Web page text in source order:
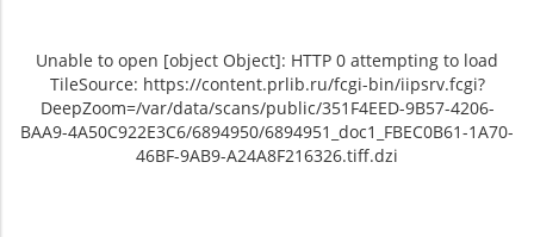
Unable to open [object Object]: HTTP 0 attempting to load
TileSource: https://content.prlib.ru/fcgi-bin/iipsrv.fcgi?
DeepZoom=/var/data/scans/public/351F4EED-9B57-4206-
BAA9-4A50C922E3C6/6894950/6894951_doc1_FBEC0B61-1A70-
46BF-9AB9-A24A8F216326.tiff.dzi